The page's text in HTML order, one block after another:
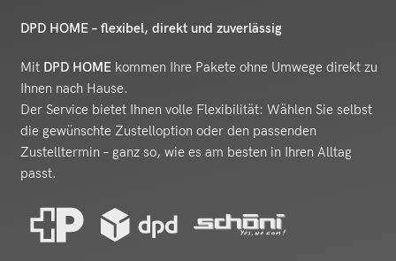
DPD HOME – flexibel, direkt und zuverlässig
Mit DPD HOME kommen Ihre Pakete ohne Umwege direkt zu
Ihnen nach Hause.
Der Service bietet Ihnen volle Flexibilität: Wählen Sie selbst
die gewünschte Zustelloption oder den passenden
Zustelltermin – ganz so, wie es am besten in Ihren Alltag
passt.